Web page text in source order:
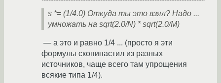
s *= (1/4.0) Откуда ты это взял? Надо ...
умножать на sqrt(2.0/N) * sqrt(2.0/M)
— а это и равно 1/4 ... (просто я эти
формулы скопипастил из разных
источников, чаще всего там упрощения
всякие типа 1/4).